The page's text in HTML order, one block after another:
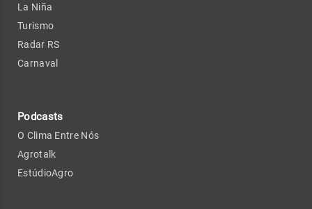
La Niña
Turismo
Radar RS
Carnaval
Podcasts
O Clima Entre Nós
Agrotalk
EstúdioAgro